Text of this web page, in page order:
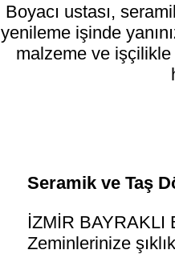
Boyacı ustası,
yenileme işinde
malzeme ve
Seramik ve Taş
İZMİR BAYRAKLI
Zeminlerinize